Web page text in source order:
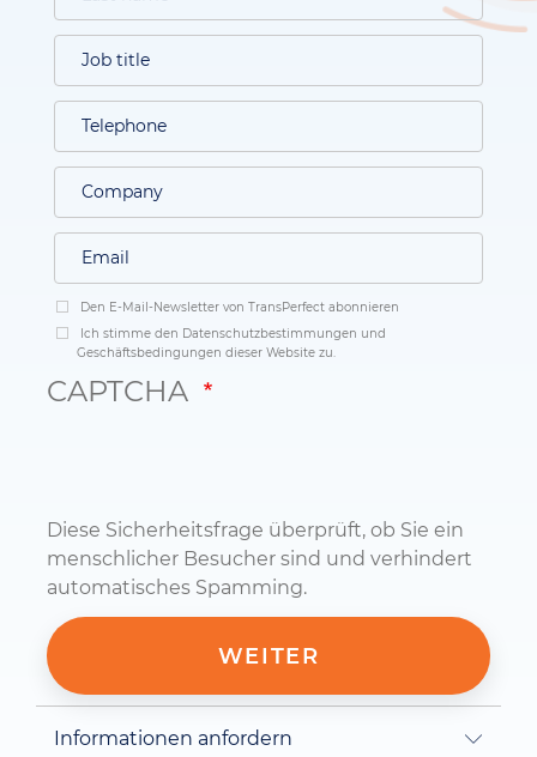
Den E-Mail-Newsletter von TransPerfect abonnieren
Ich stimme den Datenschutzbestimmungen und
Geschäftsbedingungen dieser Website zu.
CAPTCHA
Diese Sicherheitsfrage überprüft, ob Sie ein
menschlicher Besucher sind und verhindert
automatisches Spamming.
Informationen anfordern